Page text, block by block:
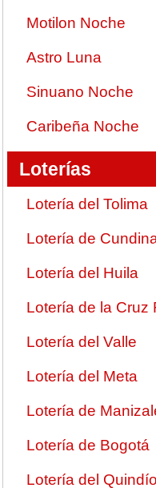
Motilon Noche
Astro Luna
Sinuano Noche
Caribeña Noche
Loterías
Lotería del Tolima
Lotería de
Lotería del Huila
Lotería de la Cruz
Lotería del Valle
Lotería del Meta
Lotería de
Lotería de Bogotá
Lotería del Quindío